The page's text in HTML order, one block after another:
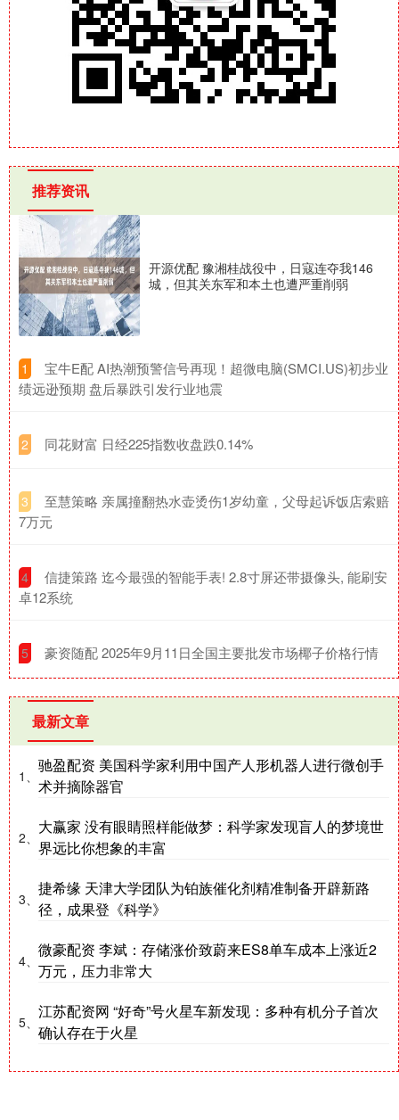
推荐资讯
开源优配 豫湘桂战役中，日寇连夺我146
城，但其关东军和本土也遭严重削弱
1
​宝牛E配 AI热潮预警信号再现！超微电脑(SMCI.US)初步业
绩远逊预期 盘后暴跌引发行业地震
2 ​同花财富 日经225指数收盘跌0.14%
3
​至慧策略 亲属撞翻热水壶烫伤1岁幼童，父母起诉饭店索赔
7万元
4
​信捷策路 迄今最强的智能手表! 2.8寸屏还带摄像头, 能刷安
卓12系统
5 ​豪资随配 2025年9月11日全国主要批发市场椰子价格行情
最新文章
1、
驰盈配资 美国科学家利用中国产人形机器人进行微创手
术并摘除器官
2、
大赢家 没有眼睛照样能做梦：科学家发现盲人的梦境世
界远比你想象的丰富
3、
捷希缘 天津大学团队为铂族催化剂精准制备开辟新路
径，成果登《科学》
4、
微豪配资 李斌：存储涨价致蔚来ES8单车成本上涨近2
万元，压力非常大
5、
江苏配资网 “好奇”号火星车新发现：多种有机分子首次
确认存在于火星